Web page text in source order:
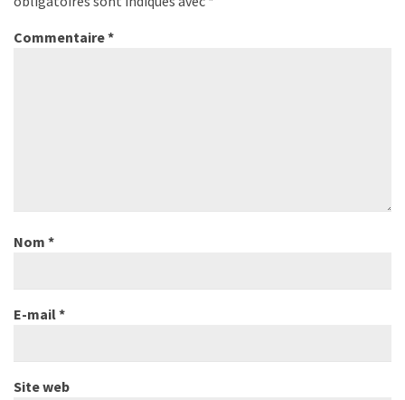
Commentaire*
Nom *
E-mail*
Site web